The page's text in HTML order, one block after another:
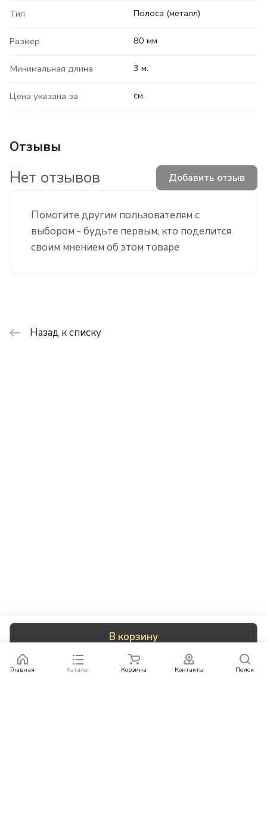
В корзину
Тип Полоса (металл)
Размер 80 мм
Минимальная длина 3 м.
Цена указана за см.
Отзывы
Помогите другим пользователям с
выбором - будьте первым, кто поделится
своим мнением об этом товаре
Нет отзывов Добавить отзыв
Назад к списку
Главная Каталог Корзина Контакты Поиск